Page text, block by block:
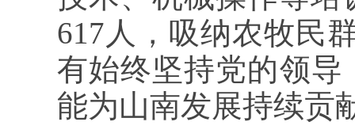
617人，吸纳农牧民
有始终坚持党的领
能为山南发展持续贡